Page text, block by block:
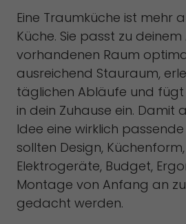
Eine Traumküche ist mehr
Küche. Sie passt zu
vorhandenen Raum
ausreichend Stauraum,
täglichen Abläufe und fügt
in dein Zuhause ein. Damit
Idee eine wirklich
sollten Design,
Elektrogeräte, Budget,
Montage von Anfang an
gedacht werden.
Inhalte von Videoplattformen und
werden standardmäßig blockiert.
Medien akzeptiert werden, bedarf der
keiner manuellen Einwilligung mehr.
Cookie-Informationen